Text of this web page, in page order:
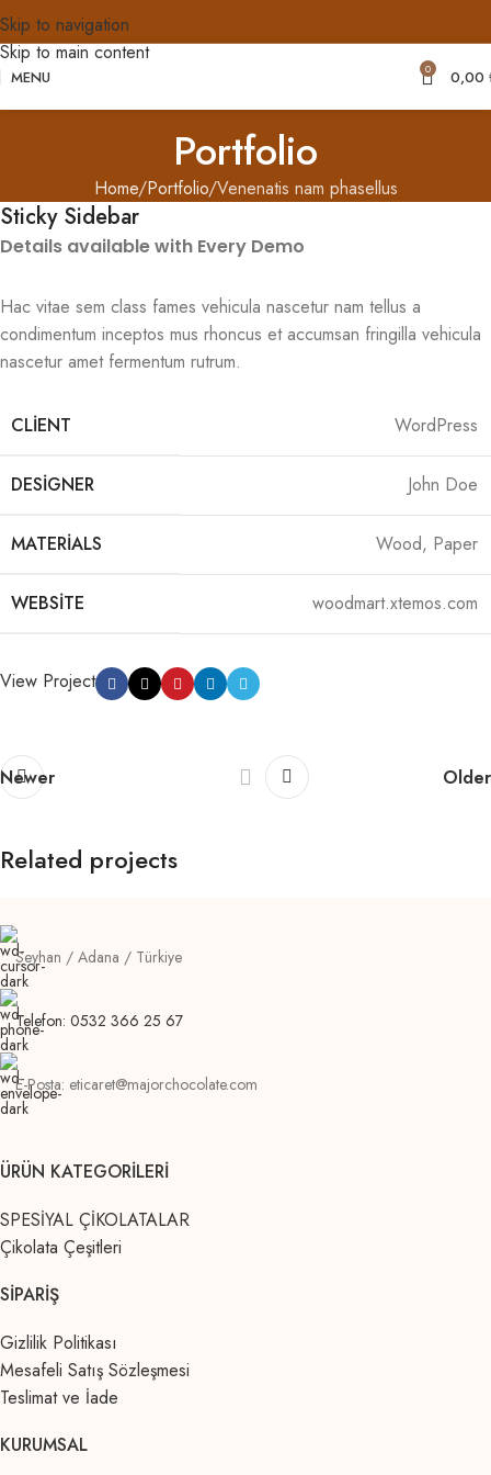
Skip to navigation
Skip to main content
MENU 0 0,00
Portfolio
Home Portfolio Venenatis nam phasellus
Sticky Sidebar
Details available with Every Demo
Hac vitae sem class fames vehicula nascetur nam tellus a
condimentum inceptos mus rhoncus et accumsan fringilla vehicula
nascetur amet fermentum rutrum.
CLIENT WordPress
DESIGNER John Doe
MATERIALS Wood, Paper
WEBSITE woodmart.xtemos.com
View Project
Newer Older
Related projects
Lighting
Venenatis nam phasellus
Seyhan / Adana / Türkiye
Telefon: 0532 366 25 67
E-Posta: eticaret@majorchocolate.com
ÜRÜN KATEGORILERI
SPESİYAL ÇİKOLATALAR
Çikolata Çeşitleri
SIPARIŞ
Gizlilik Politikası
Mesafeli Satış Sözleşmesi
Teslimat ve İade
KURUMSAL